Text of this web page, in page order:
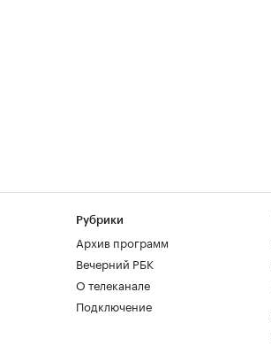
Рубрики
Архив программ
Вечерний РБК
О телеканале
Подключение